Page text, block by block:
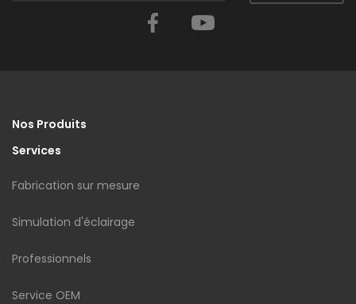
Facebook
Nos Produits
Services
Fabrication sur mesure
Simulation d'éclairage
Professionnels
Service OEM